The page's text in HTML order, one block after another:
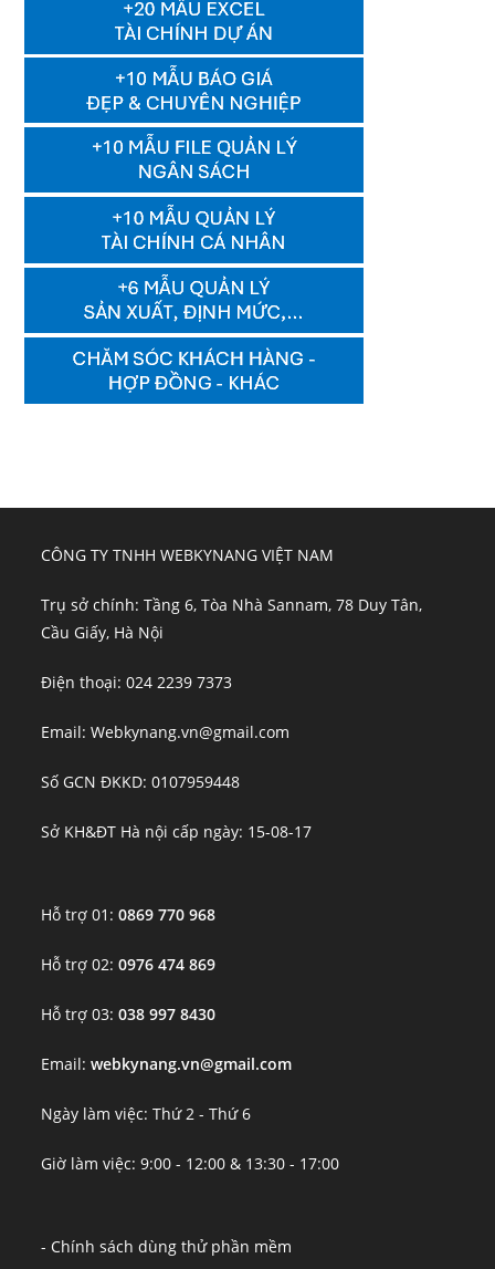
CÔNG TY TNHH WEBKYNANG VIỆT NAM
Trụ sở chính: Tầng 6, Tòa Nhà Sannam, 78 Duy Tân,
Cầu Giấy, Hà Nội
Điện thoại: 024 2239 7373
Email: Webkynang.vn@gmail.com
Số GCN ĐKKD: 0107959448
Sở KH&ĐT Hà nội cấp ngày: 15-08-17
Hỗ trợ 01:0869 770 968
Hỗ trợ 02:0976 474 869
Hỗ trợ 03:038 997 8430
Email:webkynang.vn@gmail.com
Ngày làm việc: Thứ 2 - Thứ 6
Giờ làm việc: 9:00 - 12:00 & 13:30 - 17:00
- Chính sách dùng thử phần mềm